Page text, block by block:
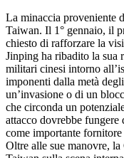
La minaccia proveniente
Taiwan. Il 1° gennaio, il
chiesto di rafforzare la
Jinping ha ribadito la sua
militari cinesi intorno
imponenti dalla metà
un’invasione o di un
che circonda un
attacco dovrebbe fungere
come importante
Oltre alle sue manovre,